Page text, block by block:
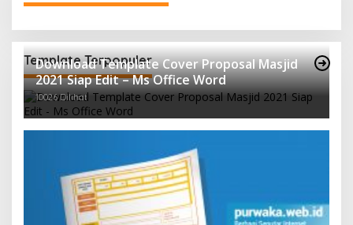
Template Terpopuler
Download Template Cover Proposal Masjid
2021 Siap Edit – Ms Office Word
10026 Dilihat